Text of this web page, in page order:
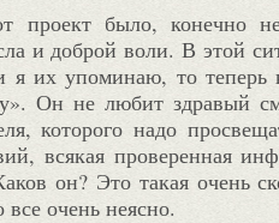
проект было, конечно
и доброй воли. В этой
я их упоминаю, то
Он не любит здравый
которого надо
всякая проверенная
он? Это такая очень
очень неясно.